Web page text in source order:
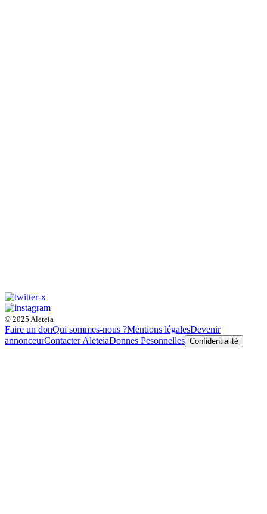
© 2025 Aleteia
Faire un donQui sommes-nous ?Mentions légalesDevenir
annonceurContacter AleteiaDonnes Pesonnelles Confidentialité